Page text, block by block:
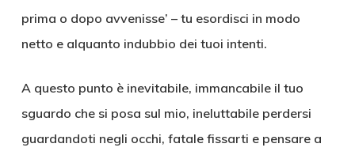
prima o dopo avvenisse’ – tu esordisci in modo
netto e alquanto indubbio dei tuoi intenti.
A questo punto è inevitabile, immancabile il tuo
sguardo che si posa sul mio, ineluttabile perdersi
guardandoti negli occhi, fatale fissarti e pensare a